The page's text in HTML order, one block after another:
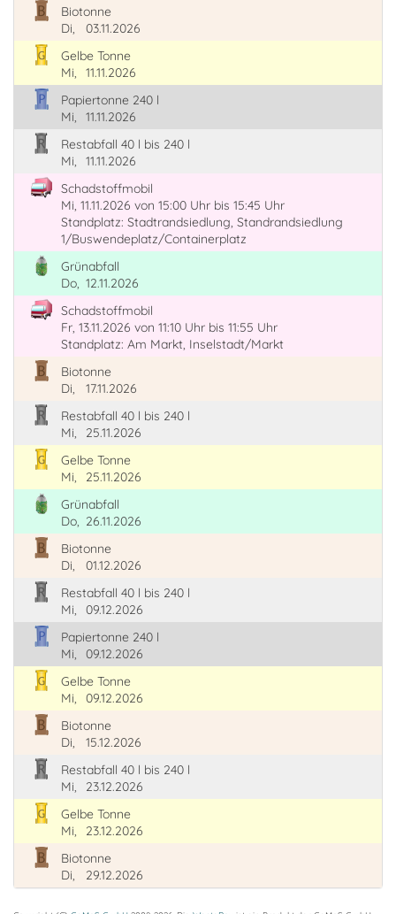
Biotonne
Di,
03.11.2026
Gelbe Tonne
Mi,
11.11.2026
Papiertonne 240 l
Mi,
11.11.2026
Restabfall 40 l bis 240 l
Mi,
11.11.2026
Schadstoffmobil
Mi, 11.11.2026 von 15:00 Uhr bis 15:45 Uhr
Standplatz: Stadtrandsiedlung, Standrandsiedlung
1/Buswendeplatz/Containerplatz
Grünabfall
Do, 12.11.2026
Schadstoffmobil
Fr, 13.11.2026 von 11:10 Uhr bis 11:55 Uhr
Standplatz: Am Markt, Inselstadt/Markt
Biotonne
Di,
17.11.2026
Restabfall 40 l bis 240 l
Mi,
25.11.2026
Gelbe Tonne
Mi,
25.11.2026
Grünabfall
Do, 26.11.2026
Biotonne
Di,
01.12.2026
Restabfall 40 l bis 240 l
Mi,
09.12.2026
Papiertonne 240 l
Mi,
09.12.2026
Gelbe Tonne
Mi,
09.12.2026
Biotonne
Di,
15.12.2026
Restabfall 40 l bis 240 l
Mi,
23.12.2026
Gelbe Tonne
Mi,
23.12.2026
Biotonne
Di,
29.12.2026